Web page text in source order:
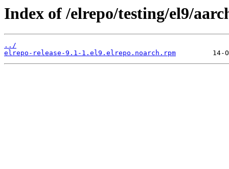
Index of /elrepo/testing/el9/
../
elrepo-release-9.1-1.el9.elrepo.noarch.rpm